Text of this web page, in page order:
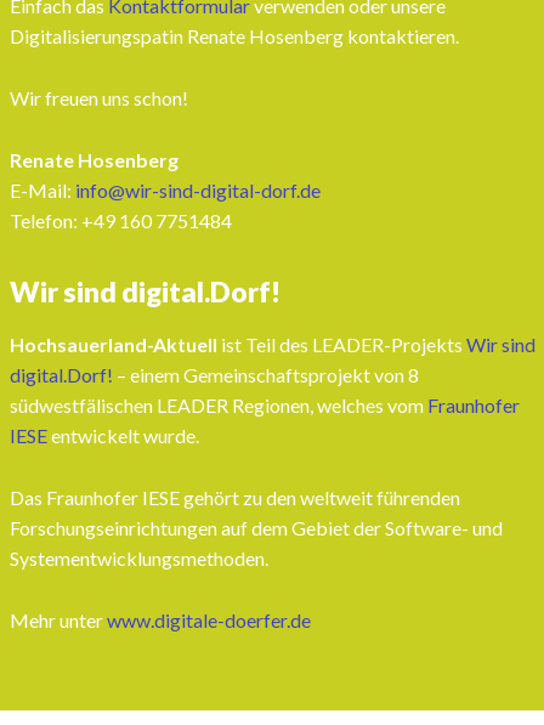
Einfach das Kontaktformularverwenden oder unsere
Digitalisierungspatin Renate Hosenberg kontaktieren.
Wir freuen uns schon!
Renate Hosenberg
E-Mail: info@wir-sind-digital-dorf.de
Telefon: ‭+49 160 7751484‬
Wir sind digital.Dorf!
Hochsauerland-Aktuell ist Teil des LEADER-Projekts Wir sind
digital.Dorf! – einem Gemeinschaftsprojekt von 8
südwestfälischen LEADER Regionen, welches vom Fraunhofer
IESEentwickelt wurde.
Das Fraunhofer IESE gehört zu den weltweit führenden
Forschungseinrichtungen auf dem Gebiet der Software- und
Systementwicklungsmethoden.
Mehr unterwww.digitale-doerfer.de